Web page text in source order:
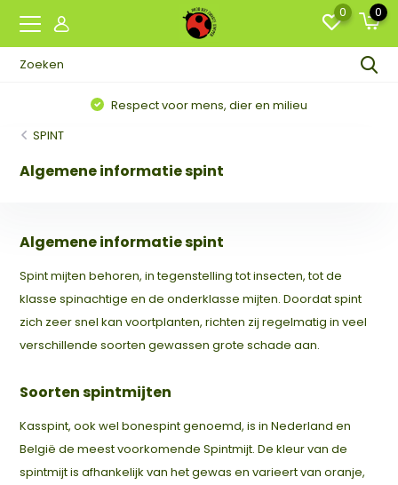
0 0
Respect voor mens, dier en milieu
SPINT
Algemene informatie spint
Algemene informatie spint
Spint mijten behoren, in tegenstelling tot insecten, tot de
klasse spinachtige en de onderklasse mijten. Doordat spint
zich zeer snel kan voortplanten, richten zij regelmatig in veel
verschillende soorten gewassen grote schade aan.
Soorten spintmijten
Kasspint, ook wel bonespint genoemd, is in Nederland en
België de meest voorkomende Spintmijt. De kleur van de
spintmijt is afhankelijk van het gewas en varieert van oranje,